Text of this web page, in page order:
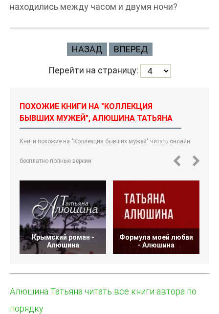
находились между часом и двумя ночи?
НАЗАД ВПЕРЕД
Перейти на страницу:
ПОХОЖИЕ КНИГИ НА "КОЛЛЕКЦИЯ
БЫВШИХ МУЖЕЙ", АЛЮШИНА ТАТЬЯНА
Книги похожие на "Коллекция бывших мужей" читать онлайн
бесплатно полные версии.
Крымский роман -
Алюшина
Формула моей любви
- Алюшина
Алюшина Татьяна читать все книги автора по
порядку